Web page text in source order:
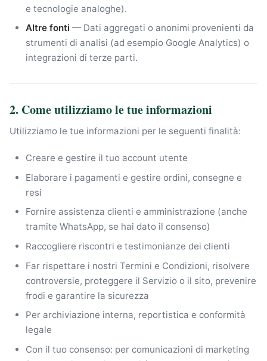
e tecnologie analoghe).
Altre fonti — Dati aggregati o anonimi provenienti da
strumenti di analisi (ad esempio Google Analytics) o
integrazioni di terze parti.
2. Come utilizziamo le tue informazioni
Utilizziamo le tue informazioni per le seguenti finalità:
Creare e gestire il tuo account utente
Elaborare i pagamenti e gestire ordini, consegne e
resi
Fornire assistenza clienti e amministrazione (anche
tramite WhatsApp, se hai dato il consenso)
Raccogliere riscontri e testimonianze dei clienti
Far rispettare i nostri Termini e Condizioni, risolvere
controversie, proteggere il Servizio o il sito, prevenire
frodi e garantire la sicurezza
Per archiviazione interna, reportistica e conformità
legale
Con il tuo consenso: per comunicazioni di marketing